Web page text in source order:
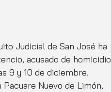
Judicial de San José ha
acusado de homicidio
9 y 10 de diciembre.
Nuevo de Limón,